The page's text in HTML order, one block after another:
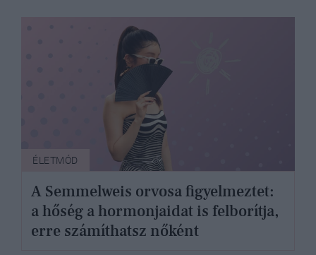
ÉLETMÓD
A Semmelweis orvosa figyelmeztet:
a hőség a hormonjaidat is felborítja,
erre számíthatsz nőként